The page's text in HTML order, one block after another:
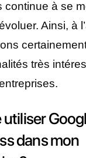
de
les
depuis la
de
de taper